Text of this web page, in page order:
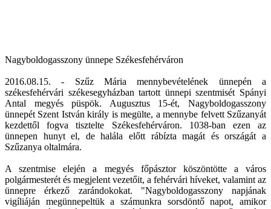
Nagyboldogasszony ünnepe Székesfehérváron
2016.08.15. - Szűz Mária mennybevételének ünnepén a
székesfehérvári székesegyházban tartott ünnepi szentmisét Spányi
Antal megyés püspök. Augusztus 15-ét, Nagyboldogasszony
ünnepét Szent István király is megülte, a mennybe felvett Szűzanyát
kezdettől fogva tisztelte Székesfehérváron. 1038-ban ezen az
ünnepen hunyt el, de halála előtt rábízta magát és országát a
Szűzanya oltalmára.
A szentmise elején a megyés főpásztor köszöntötte a város
polgármesterét és megjelent vezetőit, a fehérvári híveket, valamint az
ünnepre érkező zarándokokat. "Nagyboldogasszony napjának
vigíliáján megünnepeltük a számunkra sorsdöntő napot, amikor